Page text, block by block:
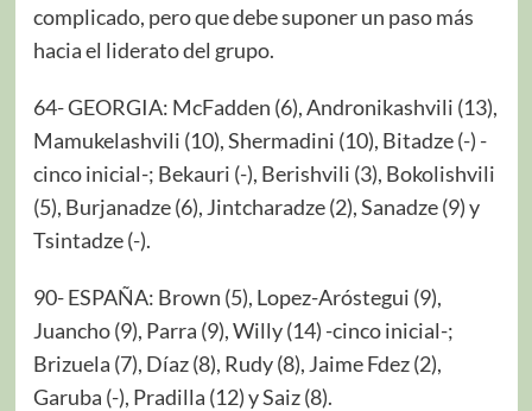
complicado, pero que debe suponer un paso más
hacia el liderato del grupo.
64- GEORGIA: McFadden (6), Andronikashvili (13),
Mamukelashvili (10), Shermadini (10), Bitadze (-) -
cinco inicial-; Bekauri (-), Berishvili (3), Bokolishvili
(5), Burjanadze (6), Jintcharadze (2), Sanadze (9) y
Tsintadze (-).
90- ESPAÑA: Brown (5), Lopez-Aróstegui (9),
Juancho (9), Parra (9), Willy (14) -cinco inicial-;
Brizuela (7), Díaz (8), Rudy (8), Jaime Fdez (2),
Garuba (-), Pradilla (12) y Saiz (8).